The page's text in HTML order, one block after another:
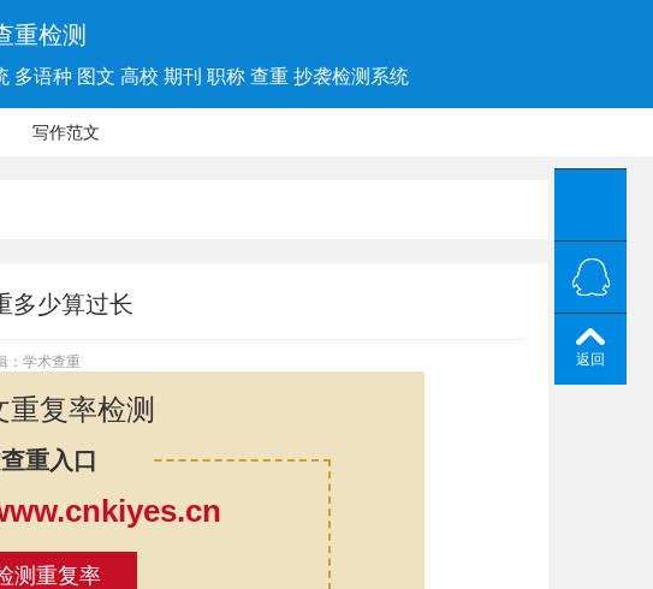
重检测
多语种 图文 高校 期刊 职称 查重 抄袭检测系统
写作范文
多少算过长
：学术查重
重复率检测
重入口
测重复率
返回